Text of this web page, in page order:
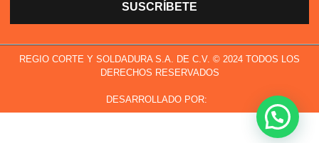
SUSCRÍBETE
REGIO CORTE Y SOLDADURA S.A. DE C.V. © 2024 TODOS LOS
DERECHOS RESERVADOS
DESARROLLADO POR: